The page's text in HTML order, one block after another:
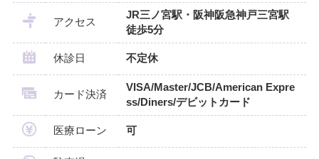
アクセス
JR三ノ宮駅・阪神阪急神戸三宮駅
徒歩5分
休診日 不定休
カード決済
VISA/Master/JCB/American Expre
ss/Diners/デビットカード
医療ローン 可